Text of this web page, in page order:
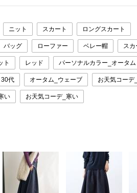
ニット スカート ロングスカート
バッグ ローファー ベレー帽 スカ
ト レッド パーソナルカラー_オータム
30代 オータム_ウェーブ お天気コーデ
い お天気コーデ_寒い